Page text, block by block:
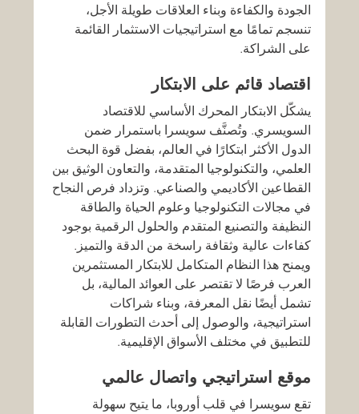
الجودة والكفاءة وبناء العلاقات طويلة الأجل،
تنسجم تمامًا مع استراتيجيات الاستثمار القائمة
على الشراكة.
اقتصاد قائم على الابتكار
يشكّل الابتكار المحرك الأساسي للاقتصاد
السويسري. وتُصنَّف سويسرا باستمرار ضمن
الدول الأكثر ابتكارًا في العالم، بفضل قوة البحث
العلمي، والتكنولوجيا المتقدمة، والتعاون الوثيق بين
القطاعين الأكاديمي والصناعي. وتزداد فرص النجاح
في مجالات التكنولوجيا وعلوم الحياة والطاقة
النظيفة والتصنيع المتقدم والحلول الرقمية بوجود
كفاءات عالية وثقافة راسخة من الدقة والتميز.
ويمنح هذا النظام المتكامل للابتكار المستثمرين
العرب فرصًا لا تقتصر على العوائد المالية، بل
تشمل أيضًا نقل المعرفة، وبناء شراكات
استراتيجية، والوصول إلى أحدث التطورات القابلة
للتطبيق في مختلف الأسواق الإقليمية.
موقع استراتيجي واتصال عالمي
تقع سويسرا في قلب أوروبا، ما يتيح سهولة